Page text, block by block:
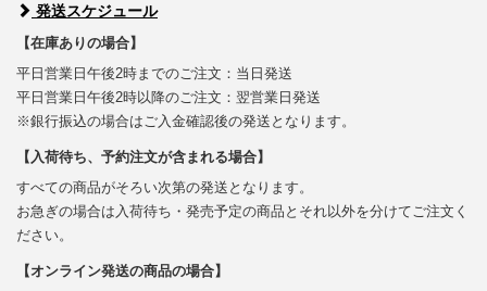
発送スケジュール
【在庫ありの場合】
平日営業日午後2時までのご注文：当日発送
平日営業日午後2時以降のご注文：翌営業日発送
※銀行振込の場合はご入金確認後の発送となります。
【入荷待ち、予約注文が含まれる場合】
すべての商品がそろい次第の発送となります。
お急ぎの場合は入荷待ち・発売予定の商品とそれ以外を分けてご注文く
ださい。
【オンライン発送の商品の場合】